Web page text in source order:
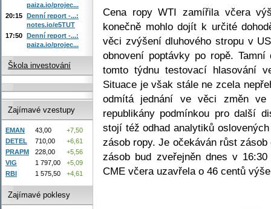
Cena ropy WTI zamířila včera
konečně mohlo dojít k určité
věci zvýšení dluhového stropu v
obnovení poptávky po ropě.
tomto týdnu testovací hlasování
Situace je však stále ne zcela
odmítá jednání ve věci změn
republikány podmínkou pro další
stojí též odhad analytiků
zásob ropy. Je očekáván růst
zásob bud zveřejněn dnes v
CME včera uzavřela o 46 centů
paiza.io/projec...
20:15 Denní report -...:
notes.io/e5TUT
17:50 Denní report -...:
paiza.io/projec...
Škola investování
Zajímavé vzestupy
EMAN 43,00
+7,50
DETEL
710,00
+6,61
PRAPM
228,00
+5,56
VIG
1 797,00
+5,09
RBI
1 575,50 +4,61
Zajímavé poklesy